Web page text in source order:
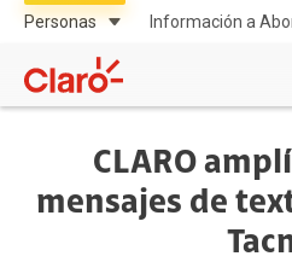
Información a
CLARO
mensajes de